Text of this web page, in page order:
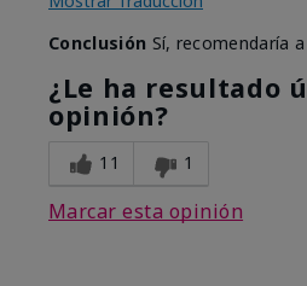
Conclusión Sí, recomendaría
¿Le ha resultado
opinión?
11 1
Marcar esta opinión